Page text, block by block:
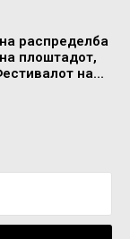
распределба
плоштадот,
на...